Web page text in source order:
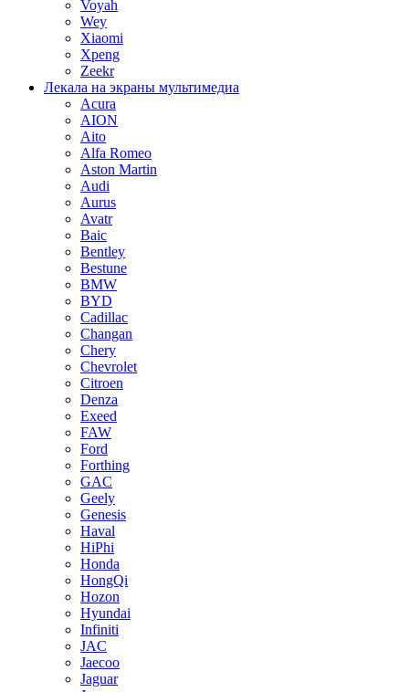
Voyah
Wey
Xiaomi
Xpeng
Zeekr
Лекала на экраны мультимедиа
Acura
AION
Aito
Alfa Romeo
Aston Martin
Audi
Aurus
Avatr
Baic
Bentley
Bestune
BMW
BYD
Cadillac
Changan
Chery
Chevrolet
Citroen
Denza
Exeed
FAW
Ford
Forthing
GAC
Geely
Genesis
Haval
HiPhi
Honda
HongQi
Hozon
Hyundai
Infiniti
JAC
Jaecoo
Jaguar